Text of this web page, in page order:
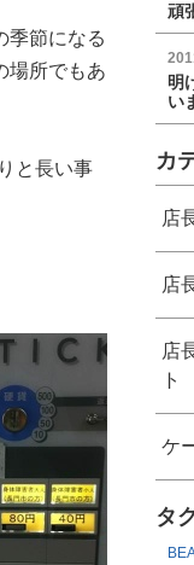
季節になる
場所でもあ
と長い事
頑
明
い
カ
店
店
店
ト
ケ
タ